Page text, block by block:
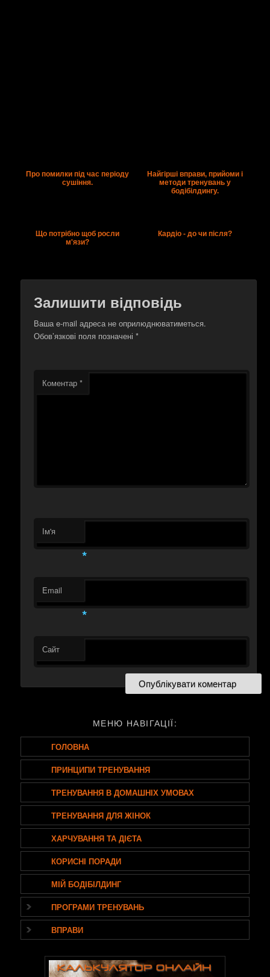
Про помилки під час періоду
сушіння.
Найгірші вправи, прийоми і
методи тренувань у
бодібілдингу.
Що потрібно щоб росли
м'язи?
Кардіо - до чи після?
Залишити відповідь
Ваша e-mail адреса не оприлюднюватиметься.
Обов’язкові поля позначені*
Коментар*
Ім'я
*
Email
*
Сайт
МЕНЮ НАВІГАЦІЇ:
ГОЛОВНА
ПРИНЦИПИ ТРЕНУВАННЯ
ТРЕНУВАННЯ В ДОМАШНІХ УМОВАХ
ТРЕНУВАННЯ ДЛЯ ЖІНОК
ХАРЧУВАННЯ ТА ДІЄТА
КОРИСНІ ПОРАДИ
МІЙ БОДІБІЛДИНГ
ПРОГРАМИ ТРЕНУВАНЬ
ВПРАВИ